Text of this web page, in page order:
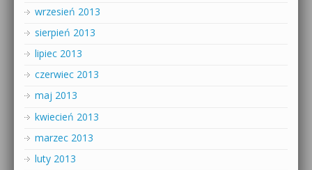
wrzesień 2013
sierpień 2013
lipiec 2013
czerwiec 2013
maj 2013
kwiecień 2013
marzec 2013
luty 2013